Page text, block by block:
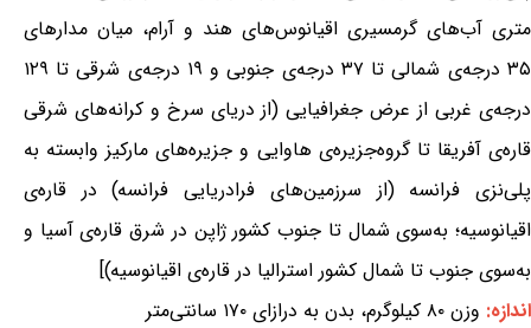
متری آب‌های گرمسیری اقیانوس‌های هند و آرام، میان مدارهای
۳۵ درجه‌ی شمالی تا ۳۷ درجه‌ی جنوبی و ۱۹ درجه‌ی شرقی تا ۱۲۹
درجه‌ی غربی از عرض جغرافیایی (از دریای سرخ و کرانه‌های شرقی
قاره‌ی آفریقا تا گروه‌جزیره‌ی هاوایی و جزیره‌های مارکیز وابسته به
پلی‌نزی فرانسه (از سرزمین‌های فرادریایی فرانسه) در قاره‌ی
اقیانوسیه؛ به‌سوی شمال تا جنوب کشور ژاپن در شرق قاره‌ی آسیا و
به‌سوی جنوب تا شمال کشور استرالیا در قاره‌ی اقیانوسیه)]
اندازه: وزن ۸۰ کیلوگرم، بدن به درازای ۱۷۰ سانتی‌متر